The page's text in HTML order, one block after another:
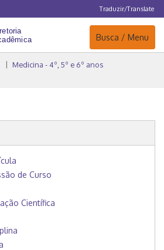
Traduzir/Translate
Navegação
Busca / Menu
Medicina - 4º, 5º e 6º anos
de Curso
Científica